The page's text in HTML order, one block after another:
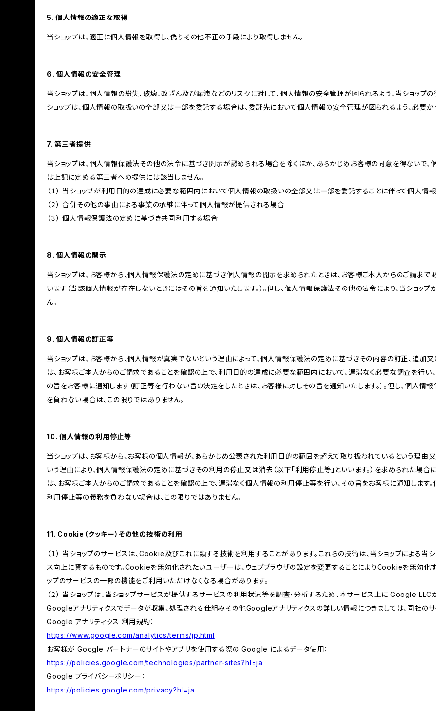
5. 個人情報の適正な取得
当ショップは、適正に個人情報を取得し、偽りその他不正の手段により取得しません。
6. 個人情報の安全管理
当ショップは、個人情報の紛失、破壊、改ざん及び漏洩などのリスクに対して、個人情報の安全管理が図られるよう、当ショップ
ショップは、個人情報の取扱いの全部又は一部を委託する場合は、委託先において個人情報の安全管理が図られるよう、必要か
7. 第三者提供
当ショップは、個人情報保護法その他の法令に基づき開示が認められる場合を除くほか、あらかじめお客様の同意を得ないで、
は上記に定める第三者への提供には該当しません。
（１） 当ショップが利用目的の達成に必要な範囲内において個人情報の取扱いの全部又は一部を委託することに伴って個人情
（２） 合併その他の事由による事業の承継に伴って個人情報が提供される場合
（３） 個人情報保護法の定めに基づき共同利用する場合
8. 個人情報の開示
当ショップは、お客様から、個人情報保護法の定めに基づき個人情報の開示を求められたときは、お客様ご本人からのご請求で
います（当該個人情報が存在しないときにはその旨を通知いたします。）。但し、個人情報保護法その他の法令により、当ショッ
ん。
9. 個人情報の訂正等
当ショップは、お客様から、個人情報が真実でないという理由によって、個人情報保護法の定めに基づきその内容の訂正、追加又
は、お客様ご本人からのご請求であることを確認の上で、利用目的の達成に必要な範囲内において、遅滞なく必要な調査を行い
の旨をお客様に通知します（訂正等を行わない旨の決定をしたときは、お客様に対しその旨を通知いたします。）。但し、個人情
を負わない場合は、この限りではありません。
10. 個人情報の利用停止等
当ショップは、お客様から、お客様の個人情報が、あらかじめ公表された利用目的の範囲を超えて取り扱われているという理
いう理由により、個人情報保護法の定めに基づきその利用の停止又は消去（以下「利用停止等」といいます。）を求められた場
は、お客様ご本人からのご請求であることを確認の上で、遅滞なく個人情報の利用停止等を行い、その旨をお客様に通知します
利用停止等の義務を負わない場合は、この限りではありません。
11. Cookie（クッキー）その他の技術の利用
（１） 当ショップのサービスは、Cookie及びこれに類する技術を利用することがあります。これらの技術は、当ショップによる
ス向上に資するものです。Cookieを無効化されたいユーザーは、ウェブブラウザの設定を変更することによりCookieを無効化
ップのサービスの一部の機能をご利用いただけなくなる場合があります。
（２） 当ショップは、当ショップサービスが提供するサービスの利用状況等を調査・分析するため、本サービス上に Google
Googleアナリティクスでデータが収集、処理される仕組みその他Googleアナリティクスの詳しい情報につきましては、同社のサ
Google アナリティクス 利用規約：
https://www.google.com/analytics/terms/jp.html
お客様が Google パートナーのサイトやアプリを使用する際の Google によるデータ使用：
https://policies.google.com/technologies/partner-sites?hl=ja
Google プライバシーポリシー：
https://policies.google.com/privacy?hl=ja